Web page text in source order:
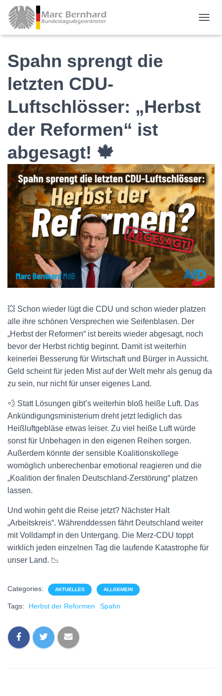
Spahn sprengt die
letzten CDU-
Luftschlösser: „Herbst
der Reformen“ ist
abgesagt! 🍁
💥 Schon wieder lügt die CDU und schon wieder platzen
alle ihre schönen Versprechen wie Seifenblasen. Der
„Herbst der Reformen“ ist bereits wieder abgesagt, noch
bevor der Herbst richtig beginnt. Damit ist weiterhin
keinerlei Besserung für Wirtschaft und Bürger in Aussicht.
Geld scheint für jeden Mist auf der Welt mehr als genug da
zu sein, nur nicht für unser eigenes Land.
💨 Statt Lösungen gibt’s weiterhin bloß heiße Luft. Das
Ankündigungsministerium dreht jetzt lediglich das
Heißluftgebläse etwas leiser. Zu viel heiße Luft würde
sonst für Unbehagen in den eigenen Reihen sorgen.
Außerdem könnte der sensible Koalitionskollege
womöglich unberechenbar emotional reagieren und die
„Koalition der finalen Deutschland-Zerstörung“ platzen
lassen.
Und wohin geht die Reise jetzt? Nächster Halt
„Arbeitskreis“. Währenddessen fährt Deutschland weiter
mit Volldampf in den Untergang. Die Merz-CDU toppt
wirklich jeden einzelnen Tag die laufende Katastrophe für
unser Land. 📉
Categories: AKTUELLES ALLGEMEIN
Tags: Herbst der Reformen Spahn